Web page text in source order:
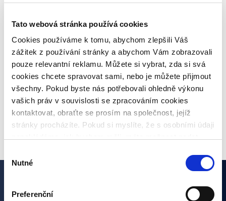
Tato webová stránka používá cookies
Cookies používáme k tomu, abychom zlepšili Váš
zážitek z používání stránky a abychom Vám zobrazovali
pouze relevantní reklamu. Můžete si vybrat, zda si svá
cookies chcete spravovat sami, nebo je můžete přijmout
všechny. Pokud byste nás potřebovali ohledně výkonu
vašich práv v souvislosti se zpracováním cookies
kontaktovat, obraťte se prosím na společnost, jejíž
stránky procházíte. Pokud si myslíte, že s osobními údaji
však rádi, pokud se nejdříve obrátíte přímo na nás a
budeme tak moct Váš požadavek obratem vyřešit. Svoje
nastavení můžete kdykoliv změnit v zápatí stránky
„Nastavení cookies“.
souhlasu
Nutné
Preferenční
úvěrů
Co je inflace, jaké jsou druhy a jaká bude
meziroční inflace?
VŠECHNY ČLÁNKY
Zajímají vás naše články?